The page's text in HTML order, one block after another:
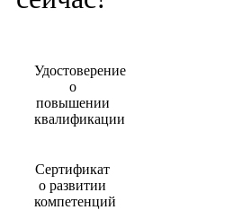
Удостоверение
о
повышении
квалификации
Сертификат
о развитии
компетенций